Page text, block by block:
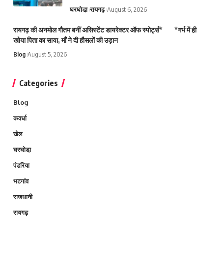
घरघोडा़ रायगढ़ August 6, 2026
रायगढ़ की अनमोल गौतम बनीं असिस्टेंट डायरेक्टर ऑफ स्पोर्ट्स* *गर्भ में ही
खोया पिता का साया, माँ ने दी हौसलों की उड़ान
Blog August 5, 2026
Categories
Blog
कवर्धा
खेल
घरघोडा़
पंडरिया
भटगांव
राजधानी
रायगढ़